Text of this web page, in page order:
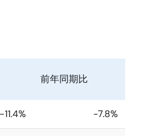
前年同期比
-11.4% -7.8%